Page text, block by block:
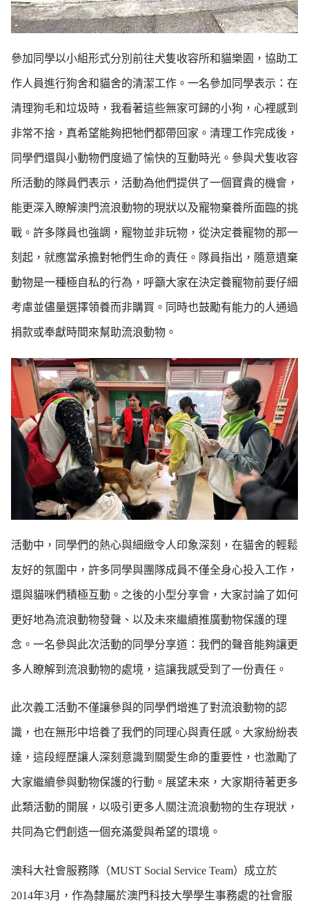
參加同學以小組形式分別前往犬隻收容所和貓樂園，協助工
作人員進行狗舍和貓舍的清潔工作。一名參加同學表示：在
清理狗毛和垃圾時，我看著這些無家可歸的小狗，心裡感到
非常不捨，真希望能夠把牠們都帶回家。清理工作完成後，
同學們還與小動物們度過了愉快的互動時光。參與犬隻收容
所活動的隊員們表示，活動為他們提供了一個寶貴的機會，
能更深入瞭解澳門流浪動物的現狀以及寵物棄養所面臨的挑
戰。許多隊員也強調，寵物並非玩物，從決定養寵物的那一
刻起，就應當承擔對牠們生命的責任。隊員指出，隨意遺棄
動物是一種極自私的行為，呼籲大家在決定養寵物前要仔細
考慮並儘量選擇領養而非購買。同時也鼓勵有能力的人通過
捐款或奉獻時間來幫助流浪動物。
活動中，同學們的熱心與細緻令人印象深刻，在貓舍的輕鬆
友好的氛圍中，許多同學與團隊成員不僅全身心投入工作，
還與貓咪們積極互動。之後的小型分享會，大家討論了如何
更好地為流浪動物發聲、以及未來繼續推廣動物保護的理
念。一名參與此次活動的同學分享道：我們的聲音能夠讓更
多人瞭解到流浪動物的處境，這讓我感受到了一份責任。
此次義工活動不僅讓參與的同學們增進了對流浪動物的認
識，也在無形中培養了我們的同理心與責任感。大家紛紛表
達，這段經歷讓人深刻意識到關愛生命的重要性，也激勵了
大家繼續參與動物保護的行動。展望未來，大家期待著更多
此類活動的開展，以吸引更多人關注流浪動物的生存現狀，
共同為它們創造一個充滿愛與希望的環境。
澳科大社會服務隊（MUST Social Service Team）成立於
2014年3月，作為隸屬於澳門科技大學學生事務處的社會服